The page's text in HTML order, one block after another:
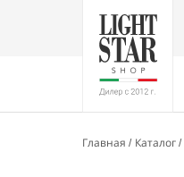
Главная Каталог